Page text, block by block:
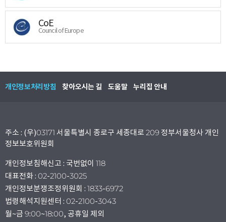
CoE
Council of Europe
개인정보처리방침 찾아오시는 길 도움말 누리집 안내
주소 : (우)03171 서울특별시 종로구 세종대로 209 정부서울청사 개인
정보보호위원회
개인정보침해신고 : 국번없이 118
대표전화 : 02-2100-3025
개인정보분쟁조정위원회 : 1833-6972
법령해석지원센터 : 02-2100-3043
월~금 9:00~18:00, 공휴일 제외